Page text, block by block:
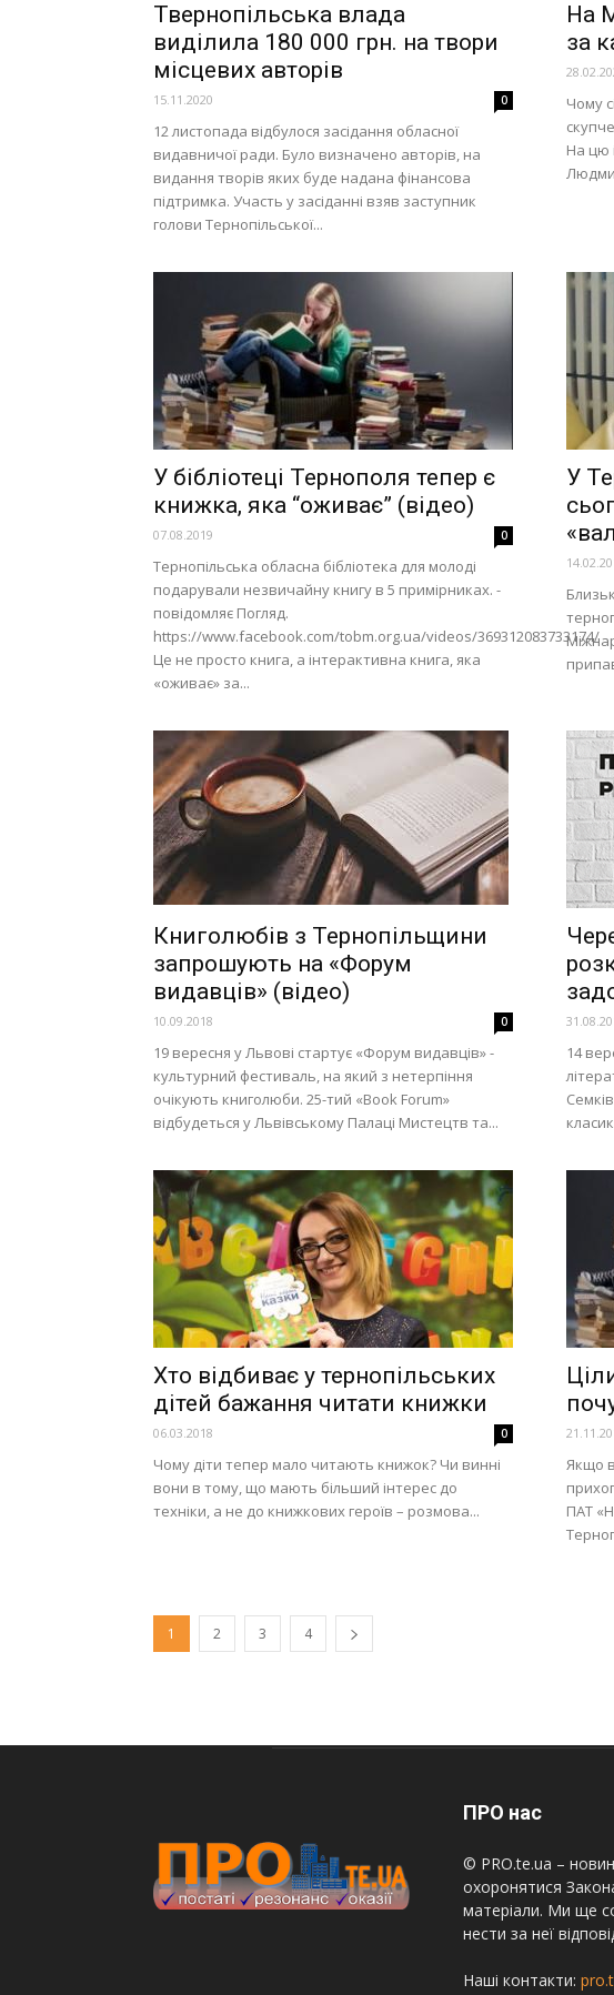
Твернопільська влада
виділила 180 000 грн. на твори
місцевих авторів
15.11.2020 0
12 листопада відбулося засідання обласної
видавничої ради. Було визначено авторів, на
видання творів яких буде надана фінансова
підтримка. Участь у засіданні взяв заступник
голови Тернопільської...
На
за
Чому
На цю
У бібліотеці Тернополя тепер є
книжка, яка “оживає” (відео)
07.08.2019 0
Тернопільська обласна біблiотека для молоді
подарували незвичайну книгу в 5 примірниках. -
повідомляє Погляд.
https://www.facebook.com/tobm.org.ua/videos/369312083733174/
Це не просто книга, а інтерактивна книга, яка
«оживає» за...
У
Книголюбів з Тернопільщини
запрошують на «Форум
видавців» (вiдео)
10.09.2018 0
19 вересня у Львові стартує «Форум видавців» -
культурний фестиваль, на який з нетерпіння
очікують книголюби. 25-тий «Book Forum»
відбудеться у Львівському Палаці Мистецтв та...
14
Хто відбиває у тернопільських
дітей бажання читати книжки
06.03.2018 0
Чому діти тепер мало читають книжок? Чи винні
вони в тому, що мають більший інтерес до
техніки, а не до книжкових героїв – розмова...
Якщо
ПАТ
1 2 3 4
ПРО нас
© PRO.te.ua –
охоронятися
матеріали. Ми ще
нести за неї
Наші контакти: